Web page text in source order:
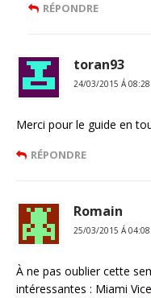
RÉPONDRE
toran93
24/03/2015 Á 08:28
Merci pour le guide en
RÉPONDRE
Romain
25/03/2015 Á 04:08
À ne pas oublier cette
intéressantes : Miami